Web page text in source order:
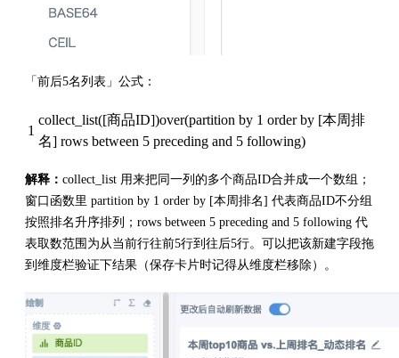
「前后5名列表」公式：
1
collect_list([商品ID])over(partition by 1 order by [本周排
名] rows between 5 preceding and 5 following)
解释： collect_list 用来把同一列的多个商品ID合并成一个数组；
窗口函数里 partition by 1 order by [本周排名] 代表商品ID不分组
按照排名升序排列；rows between 5 preceding and 5 following 代
表取数范围为从当前行往前5行到往后5行。可以把该新建字段拖
到维度栏验证下结果（保存卡片时记得从维度栏移除）。